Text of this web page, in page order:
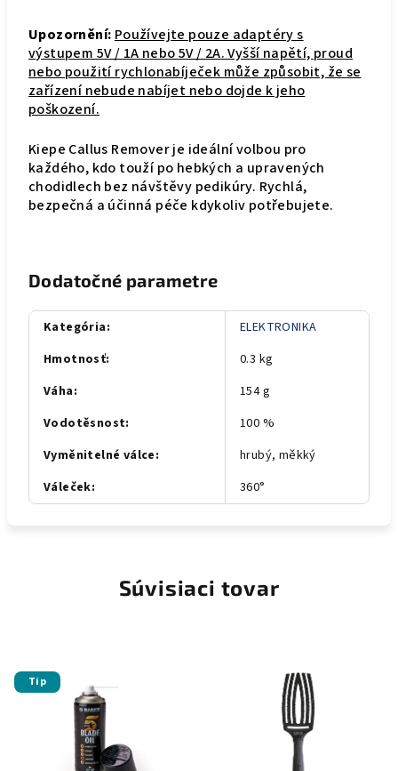
Upozornění: Používejte pouze adaptéry s
výstupem 5V / 1A nebo 5V / 2A. Vyšší napětí, proud
nebo použití rychlonabíječek může způsobit, že se
zařízení nebude nabíjet nebo dojde k jeho
poškození.
Kiepe Callus Remover je ideální volbou pro
každého, kdo touží po hebkých a upravených
chodidlech bez návštěvy pedikúry. Rychlá,
bezpečná a účinná péče kdykoliv potřebujete.
Dodatočné parametre
Kategória:
ELEKTRONIKA
Hmotnosť:
0.3 kg
Váha:
154 g
Vodotěsnost:
100 %
Vyměnitelné válce:
hrubý, měkký
Váleček: 360°
Súvisiaci tovar
Tip